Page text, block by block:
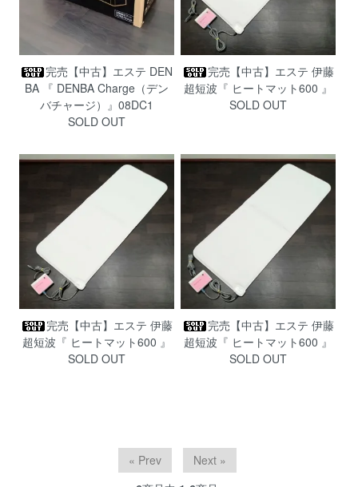
完売【中古】エステ DEN
BA 『 DENBA Charge（デン
バチャージ）』08DC1
SOLD OUT
完売【中古】エステ 伊藤
超短波『 ヒートマット600 』
SOLD OUT
完売【中古】エステ 伊藤
超短波『 ヒートマット600 』
SOLD OUT
完売【中古】エステ 伊藤
超短波『 ヒートマット600 』
SOLD OUT
« Prev
Next »